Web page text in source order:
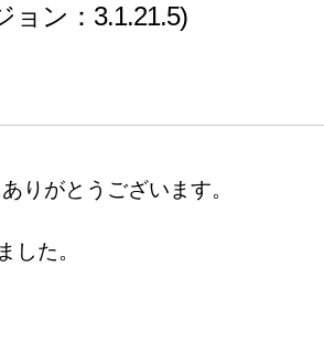
ン：3.1.21.5)
りがとうございます。
した。